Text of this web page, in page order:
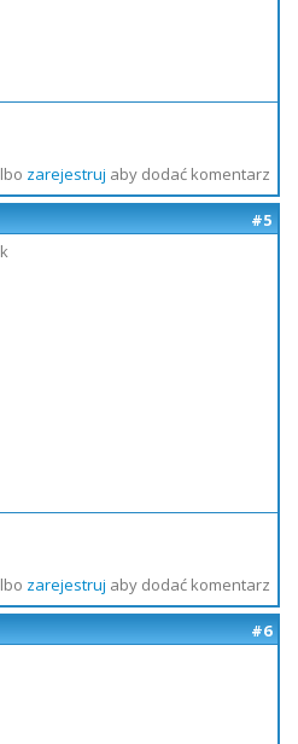
zarejestruj aby dodać komentarz
#5
zarejestruj aby dodać komentarz
#6